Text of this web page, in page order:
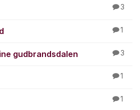
3
1
gudbrandsdalen 3
1
1